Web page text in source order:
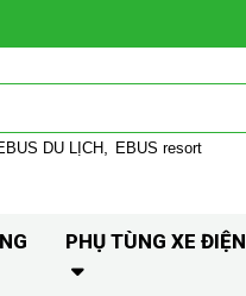
DU LỊCH EBUS resort
PHỤ TÙNG XE ĐIỆN